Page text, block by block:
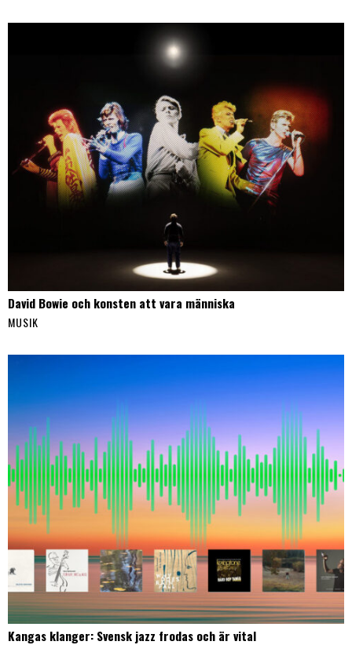
David Bowie och konsten att vara människa
MUSIK
Kangas klanger: Svensk jazz frodas och är vital